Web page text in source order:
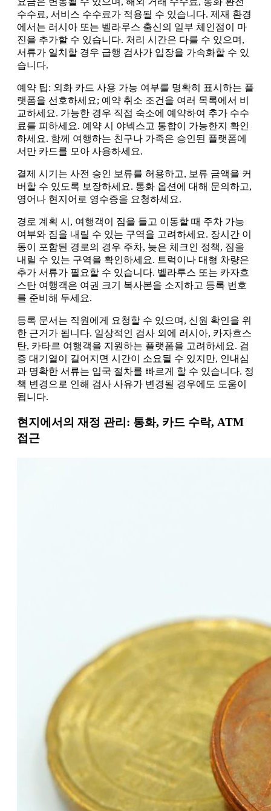
수수료, 서비스 수수료가 적용될 수 있습니다. 제재 환경
에서는 러시아 또는 벨라루스 출신의 일부 체인점이 마
진을 추가할 수 있습니다. 처리 시간은 다를 수 있으며,
서류가 일치할 경우 급행 검사가 입장을 가속화할 수 있
습니다.
예약 팁: 외화 카드 사용 가능 여부를 명확히 표시하는 플
랫폼을 선호하세요; 예약 취소 조건을 여러 목록에서 비
교하세요. 가능한 경우 직접 숙소에 예약하여 추가 수수
료를 피하세요. 예약 시 야넥스고 통합이 가능한지 확인
하세요. 함께 여행하는 친구나 가족은 승인된 플랫폼에
서만 카드를 모아 사용하세요.
결제 시기는 사전 승인 보류를 허용하고, 보류 금액을 커
버할 수 있도록 보장하세요. 통화 옵션에 대해 문의하고,
영어나 현지어로 영수증을 요청하세요.
경로 계획 시, 여행객이 짐을 들고 이동할 때 주차 가능
여부와 짐을 내릴 수 있는 구역을 고려하세요. 장시간 이
동이 포함된 경로의 경우 주차, 늦은 체크인 정책, 짐을
내릴 수 있는 구역을 확인하세요. 트럭이나 대형 차량은
추가 서류가 필요할 수 있습니다. 벨라루스 또는 카자흐
스탄 여행객은 여권 크기 복사본을 소지하고 등록 번호
를 준비해 두세요.
등록 문서는 직원에게 요청할 수 있으며, 신원 확인을 위
한 근거가 됩니다. 일상적인 검사 외에 러시아, 카자흐스
탄, 카타르 여행객을 지원하는 플랫폼을 고려하세요. 검
증 대기열이 길어지면 시간이 소요될 수 있지만, 인내심
과 명확한 서류는 입국 절차를 빠르게 할 수 있습니다. 정
책 변경으로 인해 검사 사유가 변경될 경우에도 도움이
됩니다.
현지에서의 재정 관리: 통화, 카드 수락, ATM
접근